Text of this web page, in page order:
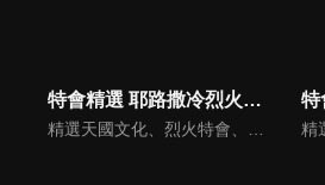
特會精選 耶路撒冷烈火特會
精選天國文化、烈火特會、超自然大能與使徒性教會等特會，幫助我們更加明白神的心意，好讓我們的生命能走在神的道路上進入命定。